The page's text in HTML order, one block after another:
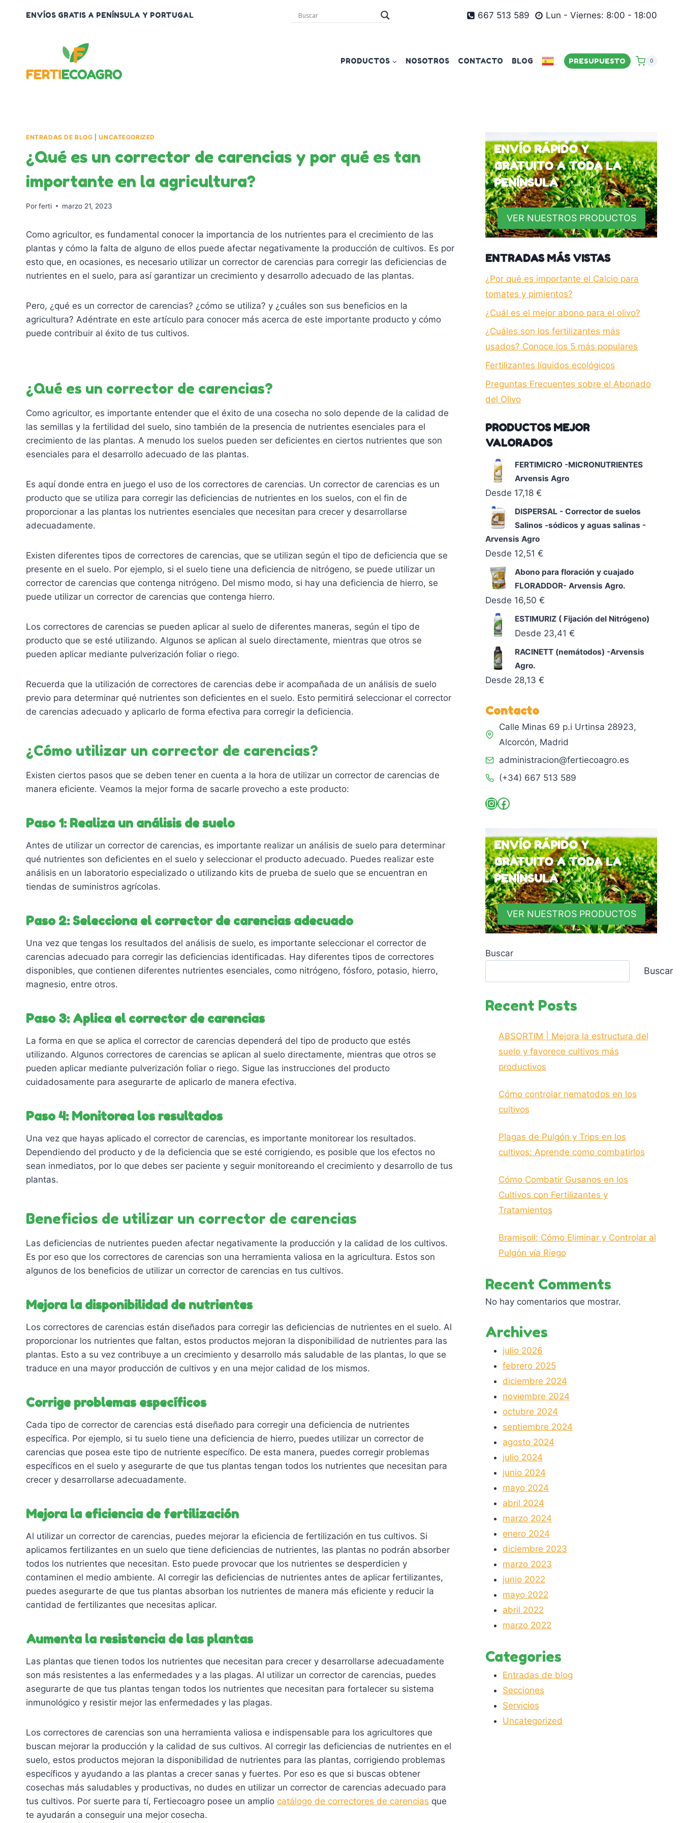
ENVÍOS GRATIS A PENÍNSULA Y PORTUGAL 667 513 589 Lun - Viernes: 8:00 - 18:00
PRODUCTOS NOSOTROS CONTACTO BLOG PRESUPUESTO 0
ENTRADAS DE BLOG |UNCATEGORIZED
¿Qué es un corrector de carencias y por qué es tan
importante en la agricultura?
Porferti marzo 21, 2023
Como agricultor, es fundamental conocer la importancia de los nutrientes para el crecimiento de las
plantas y cómo la falta de alguno de ellos puede afectar negativamente la producción de cultivos. Es por
esto que, en ocasiones, es necesario utilizar un corrector de carencias para corregir las deficiencias de
nutrientes en el suelo, para así garantizar un crecimiento y desarrollo adecuado de las plantas.
Pero, ¿qué es un corrector de carencias? ¿cómo se utiliza? y ¿cuáles son sus beneficios en la
agricultura? Adéntrate en este artículo para conocer más acerca de este importante producto y cómo
puede contribuir al éxito de tus cultivos.
¿Qué es un corrector de carencias?
Como agricultor, es importante entender que el éxito de una cosecha no solo depende de la calidad de
las semillas y la fertilidad del suelo, sino también de la presencia de nutrientes esenciales para el
crecimiento de las plantas. A menudo los suelos pueden ser deficientes en ciertos nutrientes que son
esenciales para el desarrollo adecuado de las plantas.
Es aquí donde entra en juego el uso de los correctores de carencias. Un corrector de carencias es un
producto que se utiliza para corregir las deficiencias de nutrientes en los suelos, con el fin de
proporcionar a las plantas los nutrientes esenciales que necesitan para crecer y desarrollarse
adecuadamente.
Existen diferentes tipos de correctores de carencias, que se utilizan según el tipo de deficiencia que se
presente en el suelo. Por ejemplo, si el suelo tiene una deficiencia de nitrógeno, se puede utilizar un
corrector de carencias que contenga nitrógeno. Del mismo modo, si hay una deficiencia de hierro, se
puede utilizar un corrector de carencias que contenga hierro.
Los correctores de carencias se pueden aplicar al suelo de diferentes maneras, según el tipo de
producto que se esté utilizando. Algunos se aplican al suelo directamente, mientras que otros se
pueden aplicar mediante pulverización foliar o riego.
Recuerda que la utilización de correctores de carencias debe ir acompañada de un análisis de suelo
previo para determinar qué nutrientes son deficientes en el suelo. Esto permitirá seleccionar el corrector
de carencias adecuado y aplicarlo de forma efectiva para corregir la deficiencia.
¿Cómo utilizar un corrector de carencias?
Existen ciertos pasos que se deben tener en cuenta a la hora de utilizar un corrector de carencias de
manera eficiente. Veamos la mejor forma de sacarle provecho a este producto:
Paso 1: Realiza un análisis de suelo
Antes de utilizar un corrector de carencias, es importante realizar un análisis de suelo para determinar
qué nutrientes son deficientes en el suelo y seleccionar el producto adecuado. Puedes realizar este
análisis en un laboratorio especializado o utilizando kits de prueba de suelo que se encuentran en
tiendas de suministros agrícolas.
Paso 2: Selecciona el corrector de carencias adecuado
Una vez que tengas los resultados del análisis de suelo, es importante seleccionar el corrector de
carencias adecuado para corregir las deficiencias identificadas. Hay diferentes tipos de correctores
disponibles, que contienen diferentes nutrientes esenciales, como nitrógeno, fósforo, potasio, hierro,
magnesio, entre otros.
Paso 3: Aplica el corrector de carencias
La forma en que se aplica el corrector de carencias dependerá del tipo de producto que estés
utilizando. Algunos correctores de carencias se aplican al suelo directamente, mientras que otros se
pueden aplicar mediante pulverización foliar o riego. Sigue las instrucciones del producto
cuidadosamente para asegurarte de aplicarlo de manera efectiva.
Paso 4: Monitorea los resultados
Una vez que hayas aplicado el corrector de carencias, es importante monitorear los resultados.
Dependiendo del producto y de la deficiencia que se esté corrigiendo, es posible que los efectos no
sean inmediatos, por lo que debes ser paciente y seguir monitoreando el crecimiento y desarrollo de tus
plantas.
Beneficios de utilizar un corrector de carencias
Las deficiencias de nutrientes pueden afectar negativamente la producción y la calidad de los cultivos.
Es por eso que los correctores de carencias son una herramienta valiosa en la agricultura. Estos son
algunos de los beneficios de utilizar un corrector de carencias en tus cultivos.
Mejora la disponibilidad de nutrientes
Los correctores de carencias están diseñados para corregir las deficiencias de nutrientes en el suelo. Al
proporcionar los nutrientes que faltan, estos productos mejoran la disponibilidad de nutrientes para las
plantas. Esto a su vez contribuye a un crecimiento y desarrollo más saludable de las plantas, lo que se
traduce en una mayor producción de cultivos y en una mejor calidad de los mismos.
Corrige problemas específicos
Cada tipo de corrector de carencias está diseñado para corregir una deficiencia de nutrientes
específica. Por ejemplo, si tu suelo tiene una deficiencia de hierro, puedes utilizar un corrector de
carencias que posea este tipo de nutriente específico. De esta manera, puedes corregir problemas
específicos en el suelo y asegurarte de que tus plantas tengan todos los nutrientes que necesitan para
crecer y desarrollarse adecuadamente.
Mejora la eficiencia de fertilización
Al utilizar un corrector de carencias, puedes mejorar la eficiencia de fertilización en tus cultivos. Si
aplicamos fertilizantes en un suelo que tiene deficiencias de nutrientes, las plantas no podrán absorber
todos los nutrientes que necesitan. Esto puede provocar que los nutrientes se desperdicien y
contaminen el medio ambiente. Al corregir las deficiencias de nutrientes antes de aplicar fertilizantes,
puedes asegurarte de que tus plantas absorban los nutrientes de manera más eficiente y reducir la
cantidad de fertilizantes que necesitas aplicar.
Aumenta la resistencia de las plantas
Las plantas que tienen todos los nutrientes que necesitan para crecer y desarrollarse adecuadamente
son más resistentes a las enfermedades y a las plagas. Al utilizar un corrector de carencias, puedes
asegurarte de que tus plantas tengan todos los nutrientes que necesitan para fortalecer su sistema
inmunológico y resistir mejor las enfermedades y las plagas.
Los correctores de carencias son una herramienta valiosa e indispensable para los agricultores que
buscan mejorar la producción y la calidad de sus cultivos. Al corregir las deficiencias de nutrientes en el
suelo, estos productos mejoran la disponibilidad de nutrientes para las plantas, corrigiendo problemas
específicos y ayudando a las plantas a crecer sanas y fuertes. Por eso es que si buscas obtener
cosechas más saludables y productivas, no dudes en utilizar un corrector de carencias adecuado para
tus cultivos. Por suerte para tí, Fertiecoagro posee un amplio catálogo de correctores de carencias que
te ayudarán a conseguir una mejor cosecha.
ENVÍO RÁPIDO Y
GRATUITO A TODA LA
PENÍNSULA
VER NUESTROS PRODUCTOS
ENTRADAS MÁS VISTAS
¿Por qué es importante el Calcio para
tomates y pimientos?
¿Cuál es el mejor abono para el olivo?
¿Cuáles son los fertilizantes más
usados? Conoce los 5 más populares
Fertilizantes líquidos ecológicos
Preguntas Frecuentes sobre el Abonado
del Olivo
PRODUCTOS MEJOR
VALORADOS
FERTIMICRO -MICRONUTRIENTES
Arvensis Agro
Desde 17,18€
DISPERSAL - Corrector de suelos
Salinos -sódicos y aguas salinas -
Arvensis Agro
Desde 12,51€
Abono para floración y cuajado
FLORADDOR- Arvensis Agro.
Desde 16,50€
ESTIMURIZ ( Fijación del Nitrógeno)
Desde 23,41€
RACINETT (nemátodos) -Arvensis
Agro.
Desde 28,13€
Contacto
Calle Minas 69 p.i Urtinsa 28923,
Alcorcón, Madrid
administracion@fertiecoagro.es
(+34) 667 513 589
Instagram
Facebook
ENVÍO RÁPIDO Y
GRATUITO A TODA LA
PENÍNSULA
VER NUESTROS PRODUCTOS
Buscar
Buscar
Recent Posts
ABSORTIM | Mejora la estructura del
suelo y favorece cultivos más
productivos
Cómo controlar nematodos en los
cultivos
Plagas de Pulgón y Trips en los
cultivos: Aprende como combatirlos
Cómo Combatir Gusanos en los
Cultivos con Fertilizantes y
Tratamientos
Bramisoil: Cómo Eliminar y Controlar al
Pulgón vía Riego
Recent Comments
No hay comentarios que mostrar.
Archives
julio 2026
febrero 2025
diciembre 2024
noviembre 2024
octubre 2024
septiembre 2024
agosto 2024
julio 2024
junio 2024
mayo 2024
abril 2024
marzo 2024
enero 2024
diciembre 2023
marzo 2023
junio 2022
mayo 2022
abril 2022
marzo 2022
Categories
Entradas de blog
Secciones
Servicios
Uncategorized